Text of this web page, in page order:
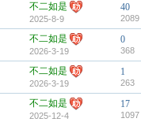
不二如是
2025-8-9
40
2089
不二如是
2026-3-19
0
368
不二如是
2026-3-19
1
263
不二如是
2025-12-4
17
1097